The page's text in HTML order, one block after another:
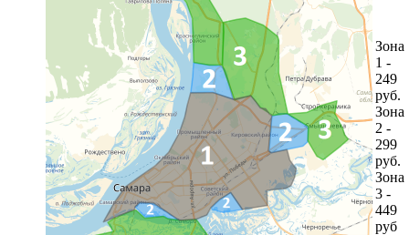
Зона
1 -
249
руб.
Зона
2 -
299
руб.
Зона
3 -
449
руб